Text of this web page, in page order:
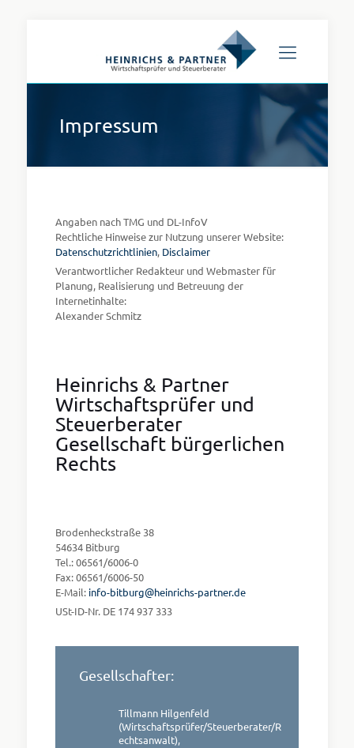
Impressum
Angaben nach TMG und DL-InfoV
Rechtliche Hinweise zur Nutzung unserer Website:
Datenschutzrichtlinien, Disclaimer
Verantwortlicher Redakteur und Webmaster für
Planung, Realisierung und Betreuung der
Internetinhalte:
Alexander Schmitz
Heinrichs & Partner
Wirtschaftsprüfer und
Steuerberater
Gesellschaft bürgerlichen
Rechts
Brodenheckstraße 38
54634 Bitburg
Tel.: 06561/6006-0
Fax: 06561/6006-50
E-Mail: info-bitburg@heinrichs-partner.de
USt-ID-Nr. DE 174 937 333
Gesellschafter:
Tillmann Hilgenfeld
(Wirtschaftsprüfer/Steuerberater/R
echtsanwalt),